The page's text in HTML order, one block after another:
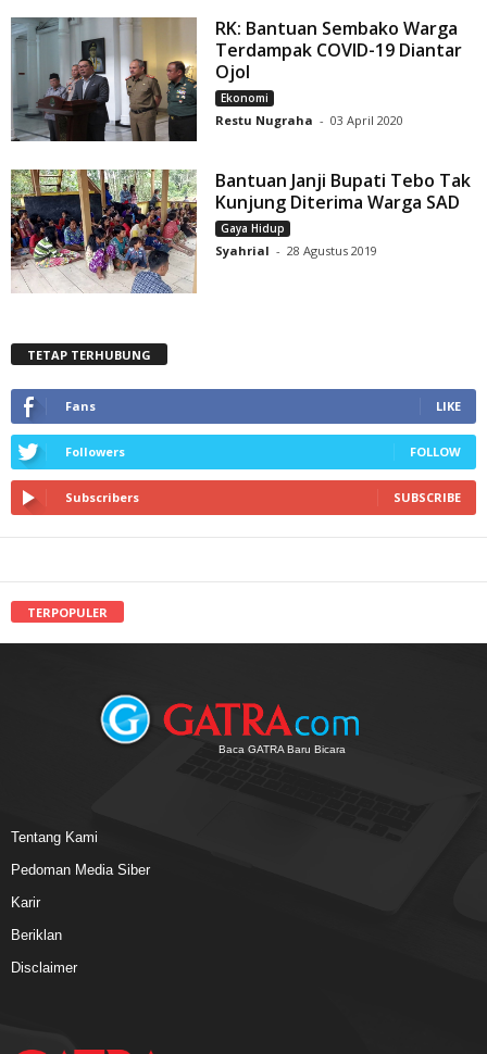
RK: Bantuan Sembako Warga
Terdampak COVID-19 Diantar
Ojol
Ekonomi
Restu Nugraha - 03 April 2020
Bantuan Janji Bupati Tebo Tak
Kunjung Diterima Warga SAD
Gaya Hidup
Syahrial - 28 Agustus 2019
TETAP TERHUBUNG
Fans LIKE
Followers FOLLOW
Subscribers SUBSCRIBE
TERPOPULER
Baca GATRA Baru Bicara
Tentang Kami
Pedoman Media Siber
Karir
Beriklan
Disclaimer